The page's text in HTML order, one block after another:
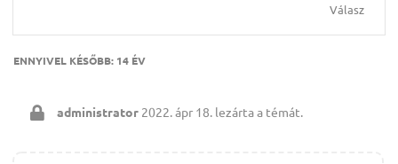
Válasz
ENNYIVEL KÉSŐBB: 14 ÉV
administrator 2022. ápr 18. lezárta a témát.